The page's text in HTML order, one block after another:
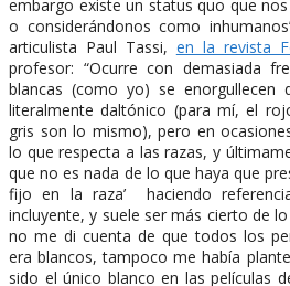
embargo existe un status quo que
o considerándonos como
articulista Paul Tassi, en la revista
profesor: “Ocurre con demasiada
blancas (como yo) se enorgullecen
literalmente daltónico (para mí, el
gris son lo mismo), pero en
lo que respecta a las razas, y
que no es nada de lo que haya que
fijo en la raza’ haciendo
incluyente, y suele ser más cierto de
no me di cuenta de que todos los
era blancos, tampoco me había
sido el único blanco en las películas